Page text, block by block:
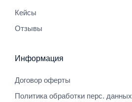
Кейсы
Отзывы
Информация
Договор оферты
Политика обработки перс. данных